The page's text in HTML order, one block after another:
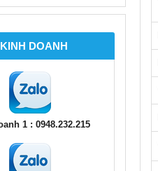
DOANH
1 : 0948.232.215